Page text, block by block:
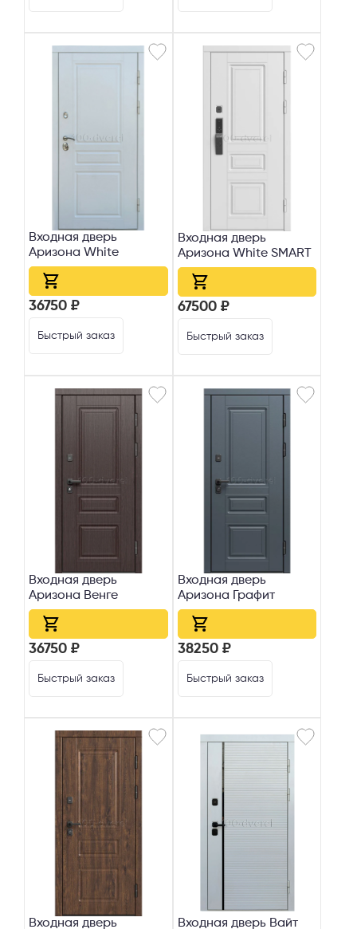
Входная дверь
Аризона White
36750 ₽
Быстрый заказ
Входная дверь
Аризона White SMART
67500 ₽
Быстрый заказ
Входная дверь
Аризона Венге
36750 ₽
Быстрый заказ
Входная дверь
Аризона Графит
38250 ₽
Быстрый заказ
Входная дверь
Входная дверь Вайт
Перезвонить
Telegram
обработку персональных данных